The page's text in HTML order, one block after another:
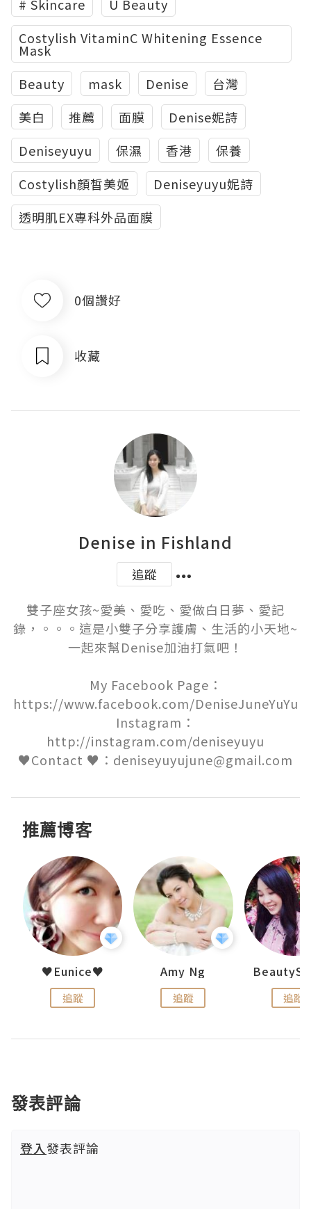
# Skincare
U Beauty
Costylish VitaminC Whitening Essence
Mask
Beauty
mask Denise
台灣
美白
推薦 面膜
Denise妮詩
Deniseyuyu
保濕 香港
保養
Costylish顏皙美姬
Deniseyuyu妮詩
透明肌EX專科外品面膜
0個讚好
收藏
Denise in Fishland
追蹤
雙子座女孩~愛美、愛吃、愛做白日夢、愛記
錄，。。。這是小雙子分享護膚、生活的小天地~
一起來幫Denise加油打氣吧！
My Facebook Page：
https://www.facebook.com/DeniseJuneYuYu
Instagram：
http://instagram.com/deniseyuyu
♥Contact ♥：deniseyuyujune@gmail.com
推薦博客
♥Eunice♥
追蹤
Amy Ng
追蹤 追蹤
發表評論
登入發表評論